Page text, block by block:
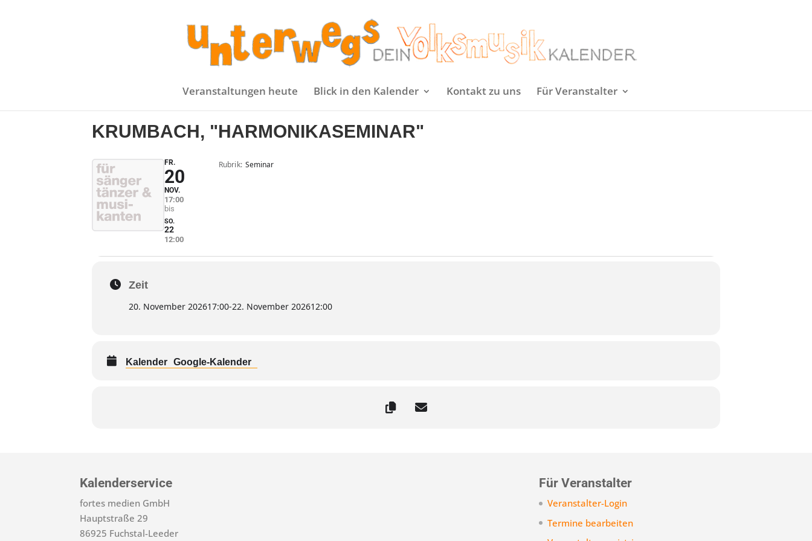
Veranstaltungen heute Blick in den Kalender Kontakt zu uns Für Veranstalter
KRUMBACH, "HARMONIKASEMINAR"
FR.
20
NOV.
17:00
SO.
22
12:00
Rubrik Seminar
Zeit
20. November 202617:00-22. November 202612:00
Kalender Google-Kalender
Kalenderservice
fortes medien GmbH
Hauptstraße 29
86925 Fuchstal-Leeder
Für Veranstalter
Veranstalter-Login
Termine bearbeiten